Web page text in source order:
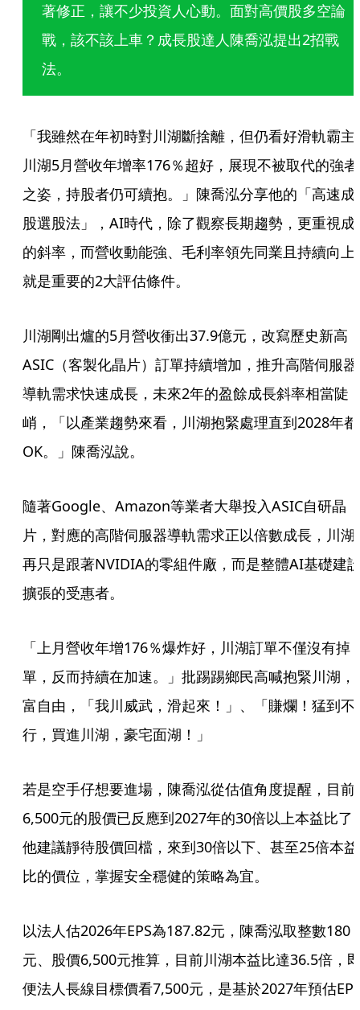
著修正，讓不少投資人心動。面對高價股多空論
戰，該不該上車？成長股達人陳喬泓提出2招戰
法。
「我雖然在年初時對川湖斷捨離，但仍看好滑軌霸主
川湖5月營收年增率176％超好，展現不被取代的強者
之姿，持股者仍可續抱。」陳喬泓分享他的「高速成
股選股法」，AI時代，除了觀察長期趨勢，更重視成
的斜率，而營收動能強、毛利率領先同業且持續向上
就是重要的2大評估條件。
川湖剛出爐的5月營收衝出37.9億元，改寫歷史新高
ASIC（客製化晶片）訂單持續增加，推升高階伺服器
導軌需求快速成長，未來2年的盈餘成長斜率相當陡
峭，「以產業趨勢來看，川湖抱緊處理直到2028年都
OK。」陳喬泓說。
隨著Google、Amazon等業者大舉投入ASIC自研晶
片，對應的高階伺服器導軌需求正以倍數成長，川湖
再只是跟著NVIDIA的零組件廠，而是整體AI基礎建
擴張的受惠者。
「上月營收年增176％爆炸好，川湖訂單不僅沒有掉
單，反而持續在加速。」批踢踢鄉民高喊抱緊川湖，
富自由，「我川威武，滑起來！」、「賺爛！猛到不
行，買進川湖，豪宅面湖！」
若是空手仔想要進場，陳喬泓從估值角度提醒，目前
6,500元的股價已反應到2027年的30倍以上本益比了
他建議靜待股價回檔，來到30倍以下、甚至25倍本益
比的價位，掌握安全穩健的策略為宜。
以法人估2026年EPS為187.82元，陳喬泓取整數180
元、股價6,500元推算，目前川湖本益比達36.5倍，
便法人長線目標價看7,500元，是基於2027年預估